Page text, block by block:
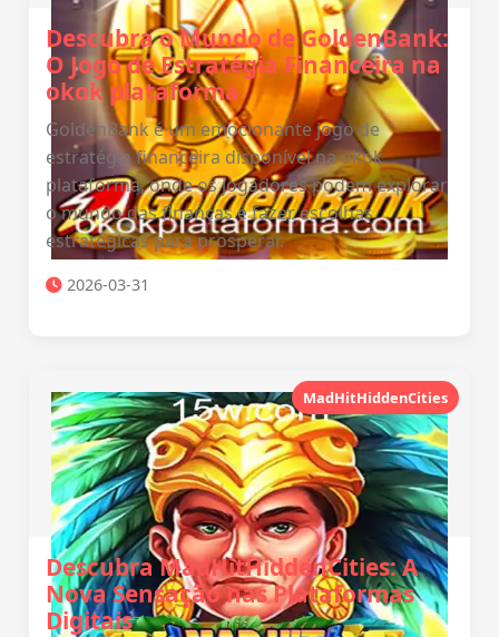
Descubra o Mundo de GoldenBank:
O Jogo de Estratégia Financeira na
okok plataforma
GoldenBank é um emocionante jogo de
estratégia financeira disponível na okok
plataforma, onde os jogadores podem explorar
o mundo das finanças e fazer escolhas
estratégicas para prosperar.
2026-03-31
MadHitHiddenCities
Descubra MadHitHiddenCities: A
Nova Sensação nas Plataformas
Digitais